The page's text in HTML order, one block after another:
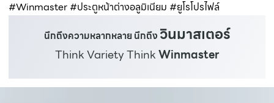
#Winmaster #ประตูหน้าต่างอลูมิเนียม #ยูโรโปรไฟล์
นึกถึงความหลากหลาย นึกถึง วินมาสเตอร์
Think Variety ThinkWinmaster